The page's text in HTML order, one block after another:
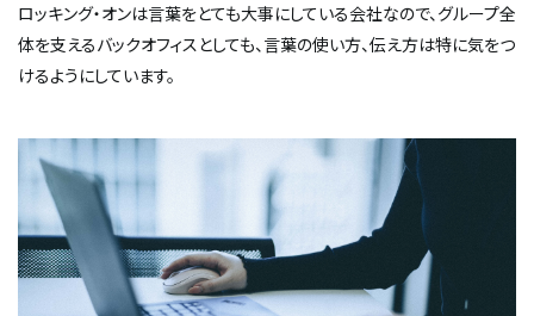
ロッキング・オンは言葉をとても大事にしている会社なので、グループ全
体を支えるバックオフィスとしても、言葉の使い方、伝え方は特に気をつ
けるようにしています。